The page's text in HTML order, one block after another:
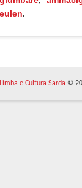
.
e Cultura Sarda ©